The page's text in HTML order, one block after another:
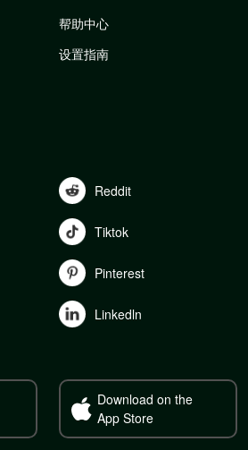
帮助中心
设置指南
Reddit
Tiktok
Pinterest
Linkedln
Download on the
App Store